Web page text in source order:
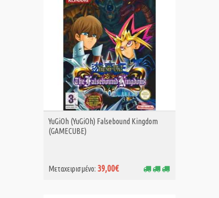
ΑΓΟΡΑ MET.
YuGiOh (YuGiOh) Falsebound Kingdom
(GAMECUBE)
Μεταχειρισμένο: 39,00€